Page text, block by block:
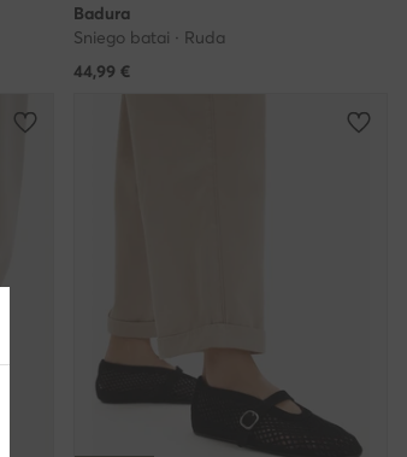
Badura
Sniego batai · Ruda
44,99 €